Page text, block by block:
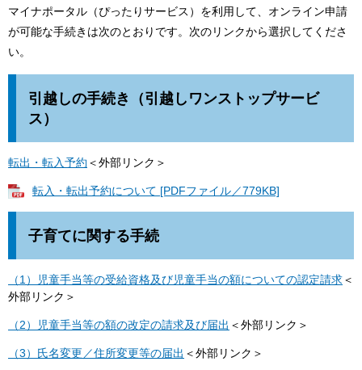
マイナポータル（ぴったりサービス）を利用して、オンライン申請
が可能な手続きは次のとおりです。次のリンクから選択してくださ
い。
引越しの手続き（引越しワンストップサービ
ス）
転出・転入予約 ＜外部リンク＞
転入・転出予約について [PDFファイル／779KB]
子育てに関する手続
（1）児童手当等の受給資格及び児童手当の額についての認定請求＜
外部リンク＞
（2）児童手当等の額の改定の請求及び届出 ＜外部リンク＞
（3）氏名変更／住所変更等の届出 ＜外部リンク＞